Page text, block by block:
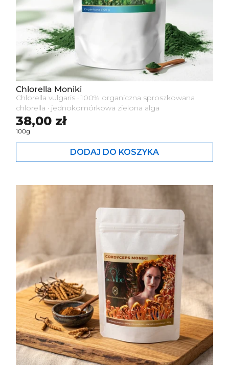
Cena standardowa
38,00 zł
100g
Chlorella Moniki
Chlorella vulgaris · 100% organiczna sproszkowana
chlorella · jednokomórkowa zielona alga
DODAJ DO KOSZYKA